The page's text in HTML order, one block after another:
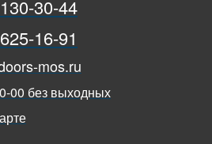
30-44
16-91
mos.ru
00 без выходных